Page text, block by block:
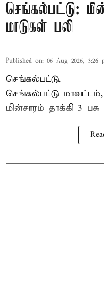
செங்கல்பட்டு:
மாடுகள் பலி
Published on: 06 Aug 2026, 3:26
செங்கல்பட்டு,
செங்கல்பட்டு மாவட்டம்,
மின்சாரம் தாக்கி 3 பசு